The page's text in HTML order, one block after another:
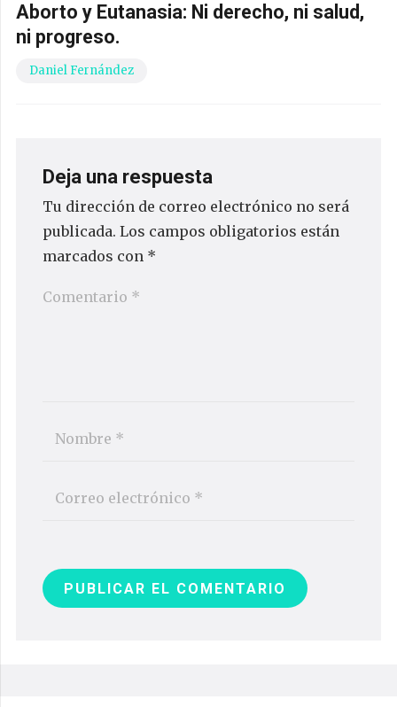
Aborto y Eutanasia: Ni derecho, ni salud,
ni progreso.
Daniel Fernández
Deja una respuesta
Tu dirección de correo electrónico no será
publicada. Los campos obligatorios están
marcados con *
PUBLICAR EL COMENTARIO